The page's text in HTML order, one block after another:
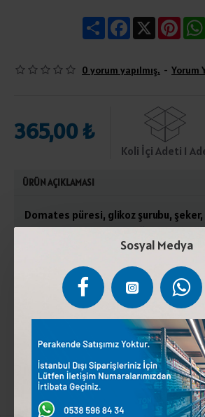
Sosyal Medya
ShareFacebook
X
0 yorum yapılmış. - Yorum
365,00 ₺
Koli İçi Adeti 1
ÜRÜN AÇIKLAMASI
Domates püresi, glikoz şurubu,
nişasta, sirke, tuz, asitliği
kıvam artırıcı (ksantan gum),
(potasyum sorbat, sodyum
baharatlar.Serin ve rutubetsiz
Açıldıktan A sonra buzdolabında
Gıda Kodeksine Uygundur.